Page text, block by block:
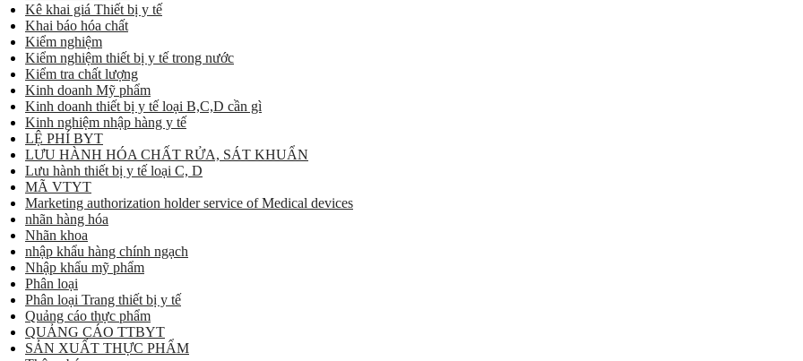
Kê khai giá Thiết bị y tế
Khai báo hóa chất
Kiểm nghiệm
Kiểm nghiệm thiết bị y tế trong nước
Kiểm tra chất lượng
Kinh doanh Mỹ phẩm
Kinh doanh thiết bị y tế loại B,C,D cần gì
Kinh nghiệm nhập hàng y tế
LỆ PHÍ BYT
LƯU HÀNH HÓA CHẤT RỬA, SÁT KHUẨN
Lưu hành thiết bị y tế loại C, D
MÃ VTYT
Marketing authorization holder service of Medical devices
nhãn hàng hóa
Nhãn khoa
nhập khẩu hàng chính ngạch
Nhập khẩu mỹ phẩm
Phân loại
Phân loại Trang thiết bị y tế
Quảng cáo thực phẩm
QUẢNG CÁO TTBYT
SẢN XUẤT THỰC PHẨM